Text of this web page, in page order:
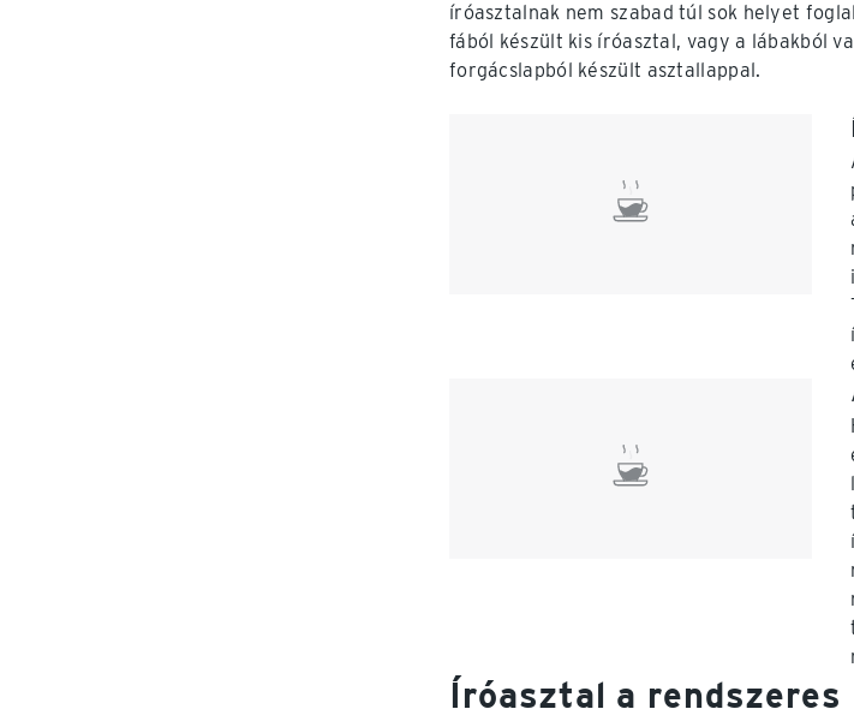
íróasztalnak nem szabad túl sok helyet
fából készült kis íróasztal, vagy a lábakból
forgácslapból készült asztallappal.
Íróasztal a rendszeres